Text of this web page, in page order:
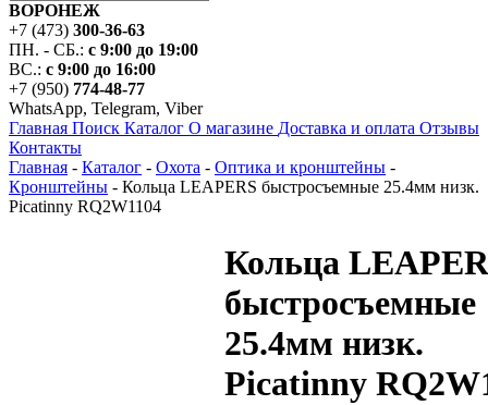
ВОРОНЕЖ
+7 (473) 300-36-63
ПН. - СБ.: с 9:00 до 19:00
ВС.: с 9:00 до 16:00
+7 (950) 774-48-77
WhatsApp, Telegram, Viber
Главная Поиск Каталог О магазине Доставка и оплата Отзывы
Контакты
Главная - Каталог - Охота - Оптика и кронштейны -
Кронштейны - Кольца LEAPERS быстросъемные 25.4мм низк.
Picatinny RQ2W1104
Кольца
быстросъемные
25.4мм низк.
Picatinny